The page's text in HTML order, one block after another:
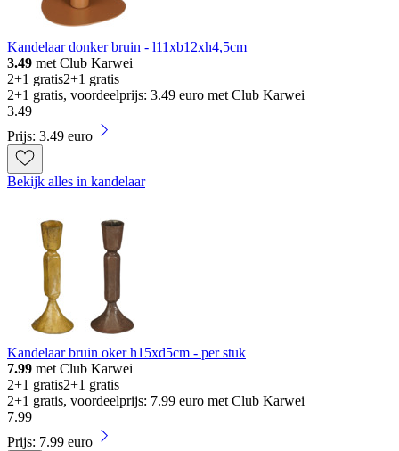
Kandelaar donker bruin - l11xb12xh4,5cm
3.49 met Club Karwei
2+1 gratis2+1 gratis
2+1 gratis, voordeelprijs: 3.49 euro met Club Karwei
3.49
Prijs: 3.49 euro
Bekijk alles in kandelaar
Kandelaar bruin oker h15xd5cm - per stuk
7.99 met Club Karwei
2+1 gratis2+1 gratis
2+1 gratis, voordeelprijs: 7.99 euro met Club Karwei
7.99
Prijs: 7.99 euro